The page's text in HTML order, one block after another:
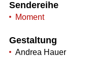
Sendereihe
Moment
Gestaltung
Andrea Hauer